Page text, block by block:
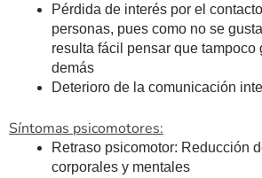
Pérdida de interés por el
personas, pues como no se
resulta fácil pensar que tampoco
demás
Deterioro de la comunicación
Síntomas psicomotores:
Retraso psicomotor: Reducción
corporales y mentales